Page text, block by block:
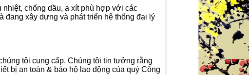
nhiệt, chống dầu, a xít phù hợp với các
đang xây dựng và phát triển hệ thống đại lý
tôi cung cấp. Chúng tôi tin tưởng rằng
bị an toàn & bảo hộ lao động của quý Công